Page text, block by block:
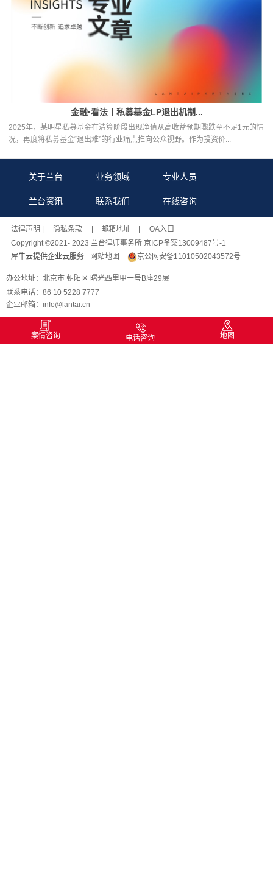
金融·看法丨私募基金LP退出机制...
2025年，某明星私募基金在清算阶段出现净值从高收益预期骤跌至不足1元的情
况，再度将私募基金“退出难”的行业痛点推向公众视野。作为投资价...
关于兰台 业务领域 专业人员
兰台资讯 联系我们 在线咨询
法律声明 | 隐私条款 | 邮箱地址
| OA入口
Copyright ©2021- 2023 兰台律师事务所 京ICP备案13009487号-1
犀牛云提供企业云服务
网站地图 京公网安备11010502043572号
办公地址：北京市 朝阳区 曙光西里甲一号B座29层
联系电话：86 10 5228 7777
企业邮箱：info@lantai.cn
案情咨询 电话咨询 地图